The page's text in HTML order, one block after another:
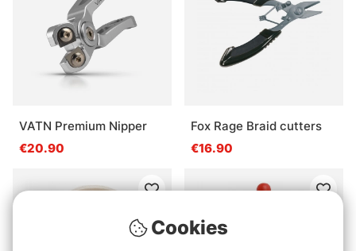
VATN Premium Nipper
€20.90
Fox Rage Braid cutters
€16.90
Cookies